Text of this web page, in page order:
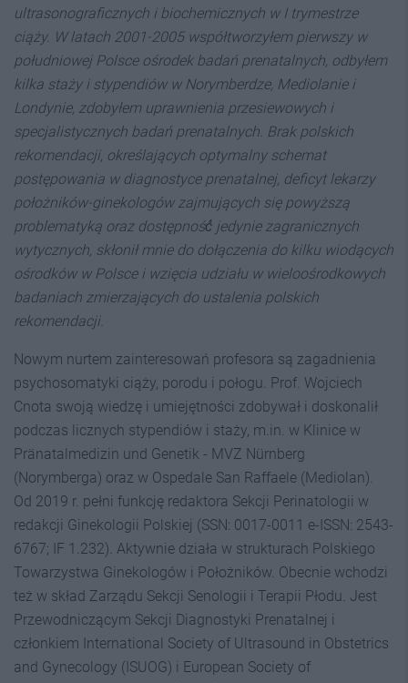
ultrasonograficznych i biochemicznych w I trymestrze
ciąży. W latach 2001-2005 współtworzyłem pierwszy w
południowej Polsce ośrodek badań prenatalnych, odbyłem
kilka staży i stypendiów w Norymberdze, Mediolanie i
Londynie, zdobyłem uprawnienia przesiewowych i
specjalistycznych badań prenatalnych. Brak polskich
rekomendacji, określających optymalny schemat
postępowania w diagnostyce prenatalnej, deficyt lekarzy
położników-ginekologów zajmujących się powyższą
problematyką oraz dostępność́ jedynie zagranicznych
wytycznych, skłonił mnie do dołączenia do kilku wiodących
ośrodków w Polsce i wzięcia udziału w wieloośrodkowych
badaniach zmierzających do ustalenia polskich
rekomendacji.
Nowym nurtem zainteresowań profesora są zagadnienia
psychosomatyki ciąży, porodu i połogu. Prof. Wojciech
Cnota swoją wiedzę i umiejętności zdobywał i doskonalił
podczas licznych stypendiów i staży, m.in. w Klinice w
Pränatalmedizin und Genetik - MVZ Nürnberg
(Norymberga) oraz w Ospedale San Raffaele (Mediolan).
Od 2019 r. pełni funkcję redaktora Sekcji Perinatologii w
redakcji Ginekologii Polskiej (SSN: 0017-0011 e-ISSN: 2543-
6767; IF 1.232). Aktywnie działa w strukturach Polskiego
Towarzystwa Ginekologów i Położników. Obecnie wchodzi
też w skład Zarządu Sekcji Senologii i Terapii Płodu. Jest
Przewodniczącym Sekcji Diagnostyki Prenatalnej i
członkiem International Society of Ultrasound in Obstetrics
and Gynecology (ISUOG) i European Society of